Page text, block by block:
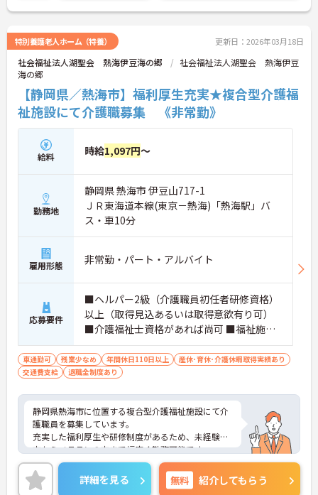
特別養護老人ホーム（特養） 更新日：2026年03月18日
社会福祉法人湖聖会 熱海伊豆海の郷
社会福祉法人湖聖会 熱海伊豆
海の郷
【静岡県／熱海市】福利厚生充実★複合型介護福
祉施設にて介護職募集 《非常勤》
給料 時給1,097円～
勤務地
静岡県 熱海市 伊豆山717-1
ＪＲ東海道本線(東京－熱海)「熱海駅」バ
ス・車10分
雇用形態 非常勤・パート・アルバイト
応募要件
■ヘルパー2級（介護職員初任者研修資格）
以上（取得見込あるいは取得意欲有り可）
■介護福祉士資格があれば尚可 ■福祉施設
での実務経験者優遇
車通勤可 残業少なめ 年間休日110日以上
産休･育休･介護休暇取得実績あり
交通費支給
退職金制度あり
静岡県熱海市に位置する複合型介護福祉施設にて介
護職員を募集しています。
充実した福利厚生や研修制度があるため、未経験の
方からベテランの方まで幅広く勤務可能です。
ご興味をお持ちの方には詳細の情報や面接のポイン
トをお伝えしますのでお気軽にお問い合わせくださ
いませ。
詳細を見る 無料 紹介してもらう